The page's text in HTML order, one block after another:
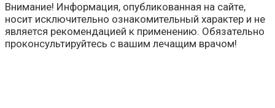
Внимание! Информация, опубликованная на сайте,
носит исключительно ознакомительный характер и не
является рекомендацией к применению. Обязательно
проконсультируйтесь с вашим лечащим врачом!